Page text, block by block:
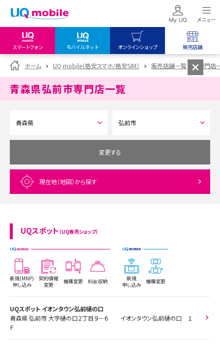
スマートフォン モバイルネット オンラインショップ 販売店舗
my UQ WiMAX
UQ WiMAX ご契約の方
My UQ mobile
データチャージサイト
UQ mobile
オンラインショップ
UQ WiMAX
UQ mobile
販売店舗
UQ WiMAX
ホーム UQ mobile（格安スマホ/格安SIM） 販売店舗一覧 専門店
青森県弘前市専門店一覧
変更する
現在地（地図）から探す
UQスポット （UQ専売ショップ）
新規(MNP)
申し込み
契約情報
変更
機種変更 料金収納
新規
申し込み
機種変更
UQスポット イオンタウン弘前樋の口
青森県 弘前市 大字樋の口２丁目９－６ イオンタウン弘前樋の口 １
Ｆ